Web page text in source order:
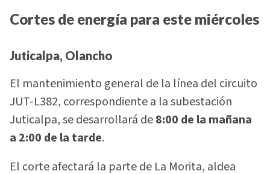
Cortes de energía para este miércoles
Juticalpa, Olancho
El mantenimiento general de la línea del circuito
JUT-L382, correspondiente a la subestación
Juticalpa, se desarrollará de8:00 de la mañana
a 2:00 de la tarde.
El corte afectará la parte de La Morita, aldea